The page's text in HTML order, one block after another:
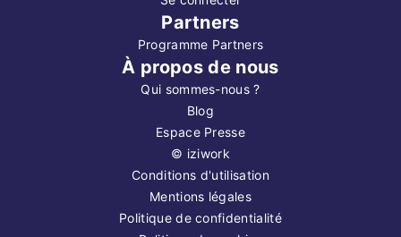
Partners
Programme Partners
À propos de nous
Qui sommes-nous ?
Blog
Espace Presse
© iziwork
Conditions d'utilisation
Mentions légales
Politique de confidentialité